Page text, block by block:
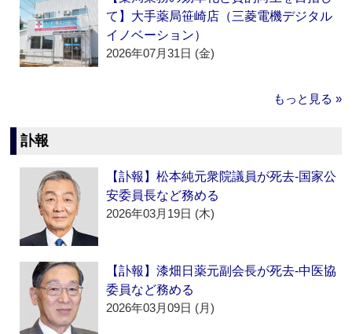
て】大手薬局笹崎店（三菱電機デジタル
イノベーション）
2026年07月31日 (金)
もっと見る »
訃報
【訃報】松本純元衆院議員が死去‐国家公
安委員長など務める
2026年03月19日 (木)
【訃報】漆畑日薬元副会長が死去‐中医協
委員など務める
2026年03月09日 (月)